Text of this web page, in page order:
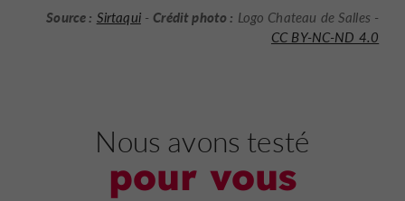
Source : Sirtaqui-Crédit photo : Logo Chateau de Salles -
CC BY-NC-ND 4.0
Nous avons testé
pour vous